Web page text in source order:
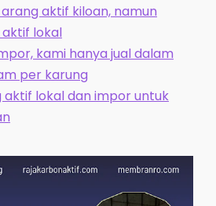
aktif kiloan, namun
aktif lokal
kami hanya jual dalam
per karung
aktif lokal dan impor untuk